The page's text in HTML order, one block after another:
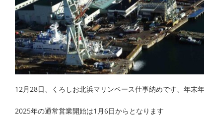
12月28日、くろしお北浜マリンベース仕事納めです、年末
2025年の通常営業開始は1月6日からとなります